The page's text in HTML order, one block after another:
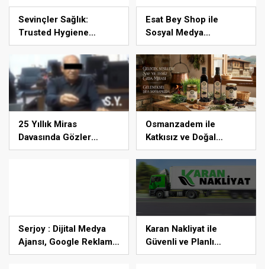
Sevinçler Sağlık:
Trusted Hygiene
Product Manufacturer
in Turkey
Esat Bey Shop ile
Sosyal Medya
Hizmetlerinde Güçlü
Panel Deneyimi
25 Yıllık Miras
Davasında Gözler
Temmuz Ayındaki Karar
Osmanzadem ile
Katkısız ve Doğal
Beslenme Dönemi
Serjoy : Dijital Medya
Ajansı, Google Reklam
Ajansı, SEO Ajansı ve
Karan Nakliyat ile
Güvenli ve Planlı
Taşınma Deneyimi